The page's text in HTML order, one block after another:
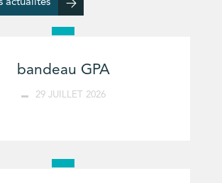
actualités
bandeau GPA
29 JUILLET 2026